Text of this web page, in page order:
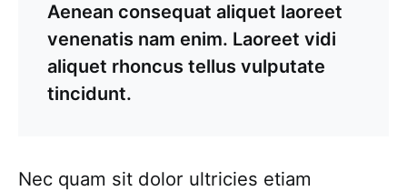
Aenean consequat aliquet laoreet
venenatis nam enim. Laoreet vidi
aliquet rhoncus tellus vulputate
tincidunt.
Nec quam sit dolor ultricies etiam